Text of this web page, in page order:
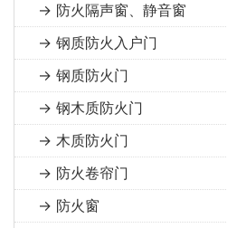
→ 防火隔声窗、静音窗
→ 钢质防火入户门
→ 钢质防火门
→ 钢木质防火门
→ 木质防火门
→ 防火卷帘门
→ 防火窗